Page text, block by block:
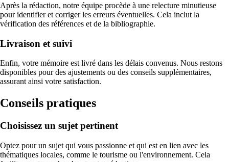
Après la rédaction, notre équipe procède à une relecture minutieuse
pour identifier et corriger les erreurs éventuelles. Cela inclut la
vérification des références et de la bibliographie.
Livraison et suivi
Enfin, votre mémoire est livré dans les délais convenus. Nous restons
disponibles pour des ajustements ou des conseils supplémentaires,
assurant ainsi votre satisfaction.
Conseils pratiques
Choisissez un sujet pertinent
Optez pour un sujet qui vous passionne et qui est en lien avec les
thématiques locales, comme le tourisme ou l'environnement. Cela